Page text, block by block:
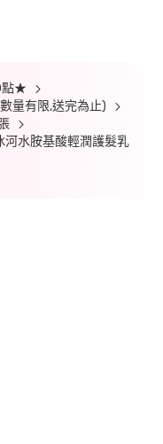
點★
量有限,送完為止)
河水胺基酸輕潤護髮乳